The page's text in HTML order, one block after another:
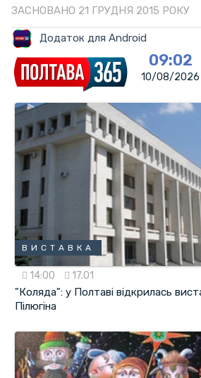
ЗАСНОВАНО 21 ГРУДНЯ 2015 РОКУ
Додаток для Android
09:02
10/08/2026
ВИСТАВКА
14:00 17.01
"Коляда": у Полтаві відкрилась
Пілюгіна